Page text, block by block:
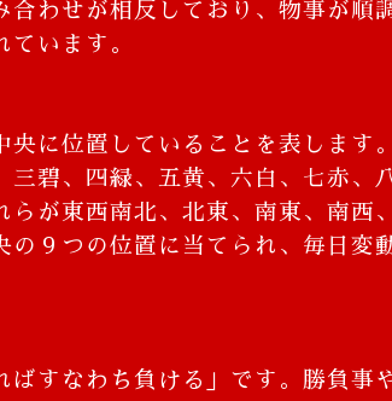
合わせが相反しており、物事が順
ています。
央に位置していることを表します
三碧、四緑、五黄、六白、七赤、
らが東西南北、北東、南東、南西
の９つの位置に当てられ、毎日変
ばすなわち負ける」です。勝負事